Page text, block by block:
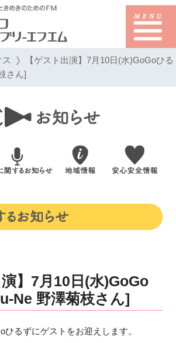
【ゲスト出演】7月10日(水)GoGoひる
さん]
演】7月10日(水)GoGo
Ne 野澤菊枝さん]
ひるずにゲストをお迎えします。